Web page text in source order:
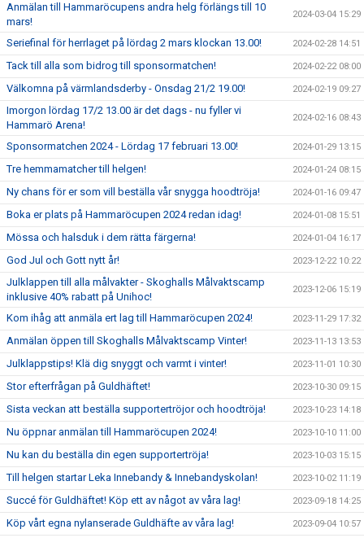
Anmälan till Hammaröcupens andra helg förlängs till 10
mars!
2024-03-04 15:29
Seriefinal för herrlaget på lördag 2 mars klockan 13.00! 2024-02-28 14:51
Tack till alla som bidrog till sponsormatchen! 2024-02-22 08:00
Välkomna på värmlandsderby - Onsdag 21/2 19.00! 2024-02-19 09:27
Imorgon lördag 17/2 13.00 är det dags - nu fyller vi
Hammarö Arena!
2024-02-16 08:43
Sponsormatchen 2024 - Lördag 17 februari 13.00! 2024-01-29 13:15
Tre hemmamatcher till helgen! 2024-01-24 08:15
Ny chans för er som vill beställa vår snygga hoodtröja! 2024-01-16 09:47
Boka er plats på Hammaröcupen 2024 redan idag! 2024-01-08 15:51
Mössa och halsduk i dem rätta färgerna! 2024-01-04 16:17
God Jul och Gott nytt år! 2023-12-22 10:22
Julklappen till alla målvakter - Skoghalls Målvaktscamp
inklusive 40% rabatt på Unihoc!
2023-12-06 15:19
Kom ihåg att anmäla ert lag till Hammaröcupen 2024! 2023-11-29 17:32
Anmälan öppen till Skoghalls Målvaktscamp Vinter! 2023-11-13 13:53
Julklappstips! Klä dig snyggt och varmt i vinter! 2023-11-01 10:30
Stor efterfrågan på Guldhäftet! 2023-10-30 09:15
Sista veckan att beställa supportertröjor och hoodtröja! 2023-10-23 14:18
Nu öppnar anmälan till Hammaröcupen 2024! 2023-10-10 11:00
Nu kan du beställa din egen supportertröja! 2023-10-03 15:15
Till helgen startar Leka Innebandy & Innebandyskolan! 2023-10-02 11:19
Succé för Guldhäftet! Köp ett av något av våra lag! 2023-09-18 14:25
Köp vårt egna nylanserade Guldhäfte av våra lag! 2023-09-04 10:57